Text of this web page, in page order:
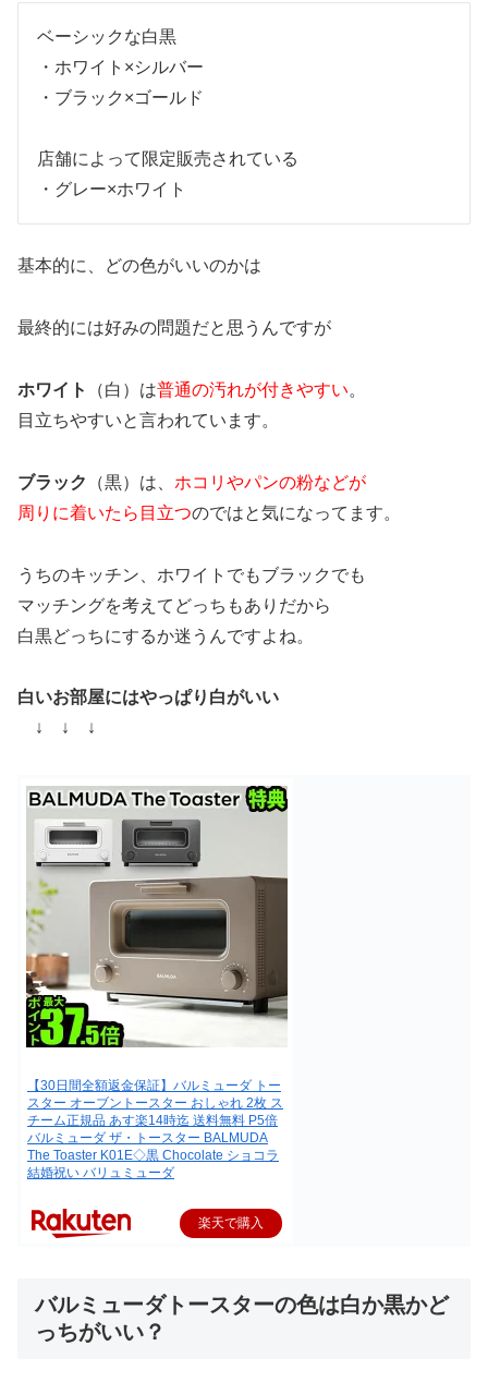
ベーシックな白黒
・ホワイト×シルバー
・ブラック×ゴールド
店舗によって限定販売されている
・グレー×ホワイト
基本的に、どの色がいいのかは
最終的には好みの問題だと思うんですが
ホワイト （白）は普通の汚れが付きやすい。
目立ちやすいと言われています。
ブラック （黒）は、 ホコリやパンの粉などが
周りに着いたら目立つのではと気になってます。
うちのキッチン、ホワイトでもブラックでも
マッチングを考えてどっちもありだから
白黒どっちにするか迷うんですよね。
白いお部屋にはやっぱり白がいい
↓ ↓ ↓
【30日間全額返金保証】バルミューダ トー
スター オーブントースター おしゃれ 2枚 ス
チーム正規品 あす楽14時迄 送料無料 P5倍
バルミューダ ザ・トースター BALMUDA
The Toaster K01E◇黒 Chocolate ショコラ
結婚祝い バリュミューダ
楽天で購入
バルミューダトースターの色は白か黒かど
っちがいい？